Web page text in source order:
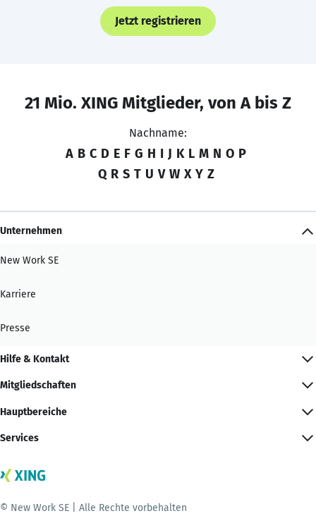
Jetzt registrieren
21 Mio. XING Mitglieder, von A bis Z
Nachname:
A B C D E F G H I J K L M N O P
Q R S T U V W X Y Z
Unternehmen
New Work SE
Karriere
Presse
Hilfe & Kontakt
Mitgliedschaften
Hauptbereiche
Services
© New Work SE | Alle Rechte vorbehalten